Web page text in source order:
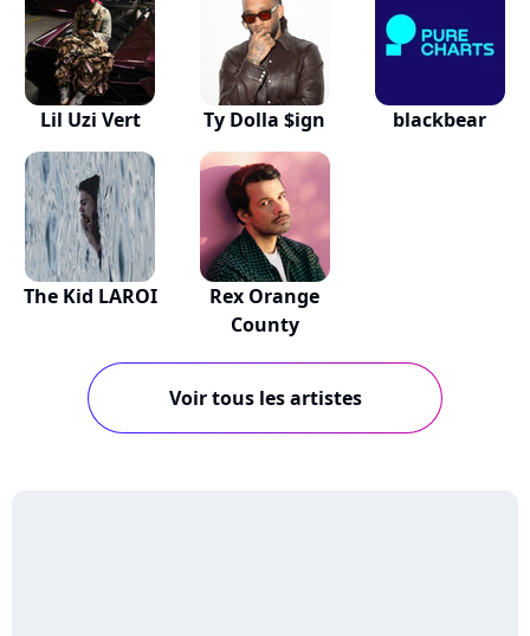
Lil Uzi Vert Ty Dolla $ign blackbear
The Kid LAROI
Rex Orange
County
Voir tous les artistes